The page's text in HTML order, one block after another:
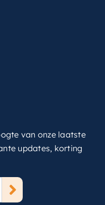
van onze laatste
updates, korting